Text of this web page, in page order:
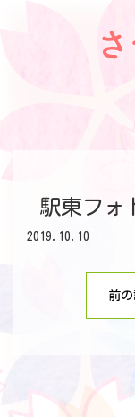
駅東フォ
2019.10.10
前